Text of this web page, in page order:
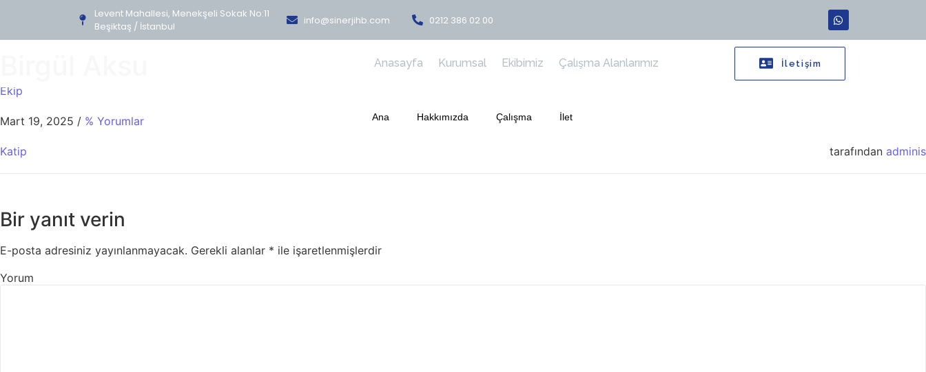
Levent Mahallesi, Menekşeli Sokak No:11
Beşiktaş / İstanbul
info@sinerjihb.com 0212 386 02 00
Anasayfa Kurumsal Ekibimiz Çalışma Alanlarımız İletişim
Ana Hakkımızda Çalışma İlet
Ekip
Mart 19, 2025 / % Yorumlar
Katip tarafından adminis
Bir yanıt verin
E-posta adresiniz yayınlanmayacak. Gerekli alanlar * ile işaretlenmişlerdir
Yorum